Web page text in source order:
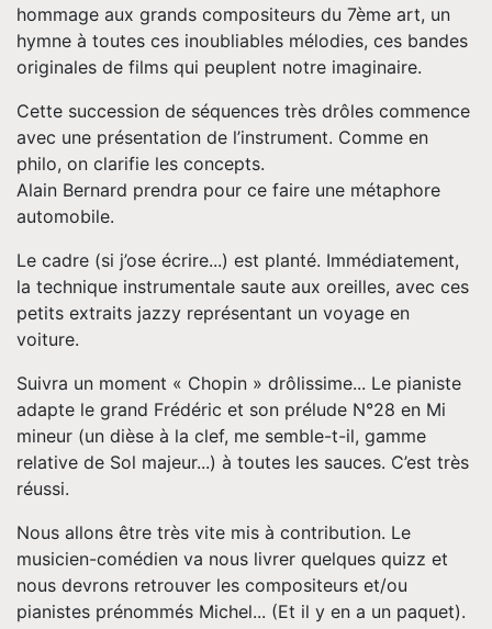
hommage aux grands compositeurs du 7ème art, un
hymne à toutes ces inoubliables mélodies, ces bandes
originales de films qui peuplent notre imaginaire.
Cette succession de séquences très drôles commence
avec une présentation de l’instrument. Comme en
philo, on clarifie les concepts.
Alain Bernard prendra pour ce faire une métaphore
automobile.
Le cadre (si j’ose écrire...) est planté. Immédiatement,
la technique instrumentale saute aux oreilles, avec ces
petits extraits jazzy représentant un voyage en
voiture.
Suivra un moment « Chopin » drôlissime... Le pianiste
adapte le grand Frédéric et son prélude N°28 en Mi
mineur (un dièse à la clef, me semble-t-il, gamme
relative de Sol majeur...) à toutes les sauces. C’est très
réussi.
Nous allons être très vite mis à contribution. Le
musicien-comédien va nous livrer quelques quizz et
nous devrons retrouver les compositeurs et/ou
pianistes prénommés Michel... (Et il y en a un paquet).